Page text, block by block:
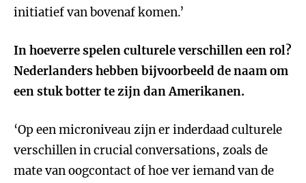
initiatief van bovenaf komen.’
In hoeverre spelen culturele verschillen een rol?
Nederlanders hebben bijvoorbeeld de naam om
een stuk botter te zijn dan Amerikanen.
‘Op een microniveau zijn er inderdaad culturele
verschillen in crucial conversations, zoals de
mate van oogcontact of hoe ver iemand van de